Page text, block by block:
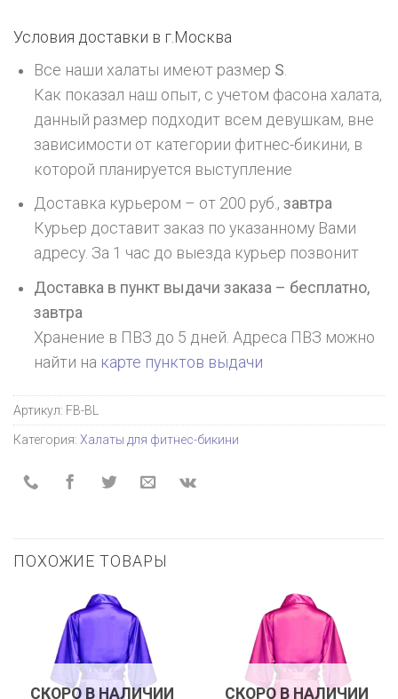
Условия доставки в г. Москва
Все наши халаты имеют размер S
Как показал наш опыт, с учетом фасона халата,
данный размер подходит всем девушкам, вне
зависимости от категории фитнес-бикини, в
которой планируется выступление
Доставка курьером – от 200 руб.,завтра
Курьер доставит заказ по указанному Вами
адресу. За 1 час до выезда курьер позвонит
Доставка в пункт выдачи заказа – бесплатно,
завтра
Хранение в ПВЗ до 5 дней. Адреса ПВЗ можно
найти на карте пунктов выдачи
Артикул: FB-BL
Категория: Халаты для фитнес-бикини
ПОХОЖИЕ ТОВАРЫ
СКОРО В НАЛИЧИИ СКОРО В НАЛИЧИИ